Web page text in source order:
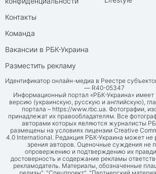
Контакты
Команда
Вакансии в РБК-Украина
Разместить рекламу
Идентификатор онлайн-медиа в Реестре
— R40-05347
Информационный портал «РБК-Украина» имеет
версию (украинскую, русскую и английскую),
портала – https://www.rbc.ua. Фотографии,
принадлежат их правообладателям. Все
авторами которых являются журналисты
размещены на условиях лицензии Creative
4.0 International. Редакция РБК-Украина может не
зрения авторов. Оценочные суждения не
опровержению и подтверждению их
достоверность и содержание рекламы
рекламодатель. Материалы, обозначенные